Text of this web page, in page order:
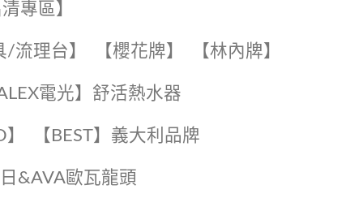
專區】
/流理台】 【櫻花牌】 【林內牌】
ALEX電光】舒活熱水器️️
️【BEST】️義大利品牌
&AVA歐瓦龍頭